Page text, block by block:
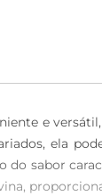
e
ela
sabor